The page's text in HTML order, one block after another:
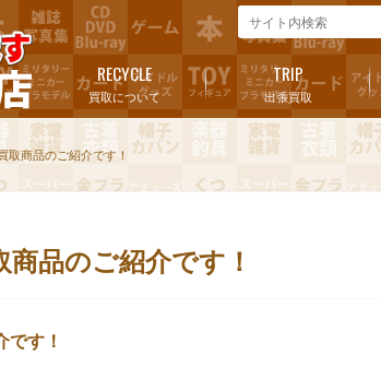
買取について
RECYCLE
出張買取
TRIP
取商品のご紹介です！
品のご紹介です！
です！